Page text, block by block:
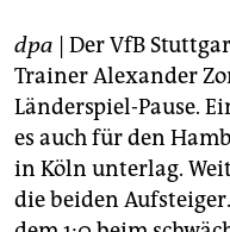
fragen & hilfe
unterstützen
abo
genossenschaft
epaper login
dpa | Der VfB
Trainer Alexander
Länderspiel-Pause.
es auch für den
in Köln unterlag.
die beiden